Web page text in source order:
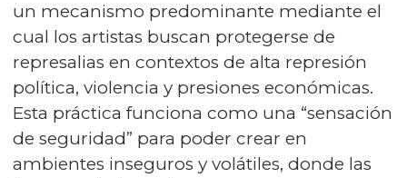
un mecanismo predominante mediante el
cual los artistas buscan protegerse de
represalias en contextos de alta represión
política, violencia y presiones económicas.
Esta práctica funciona como una “sensación
de seguridad” para poder crear en
ambientes inseguros y volátiles, donde las